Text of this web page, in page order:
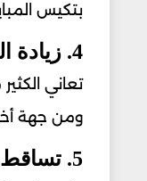
بتكيس
4. زيادة الوزن وصعوبة فقدانه
تعاني
ومن جهة
5. تساقط الشعر من فروة الرأس